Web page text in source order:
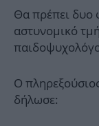
Θα πρέπει δυο
αστυνομικό
Ο
δήλωσε: